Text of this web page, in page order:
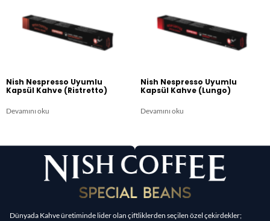
Nish Nespresso Uyumlu
Kapsül Kahve (Ristretto)
Devamını oku
Nish Nespresso Uyumlu
Kapsül Kahve (Lungo)​
Devamını oku
Dünyada Kahve üretiminde lider olan çiftliklerden seçilen özel çekirdekler;